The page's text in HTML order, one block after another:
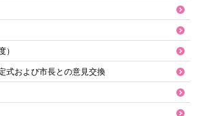
）
式および市長との意見交換